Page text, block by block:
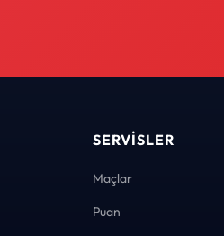
SERVISLER
Maçlar
Puan